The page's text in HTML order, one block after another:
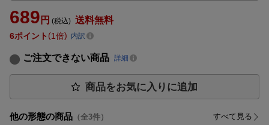
689 円 (税込) 送料無料
6ポイント 1倍 内訳
ご注文できない商品 詳細
商品をお気に入りに追加
他の形態の商品 （全3件） すべて見る